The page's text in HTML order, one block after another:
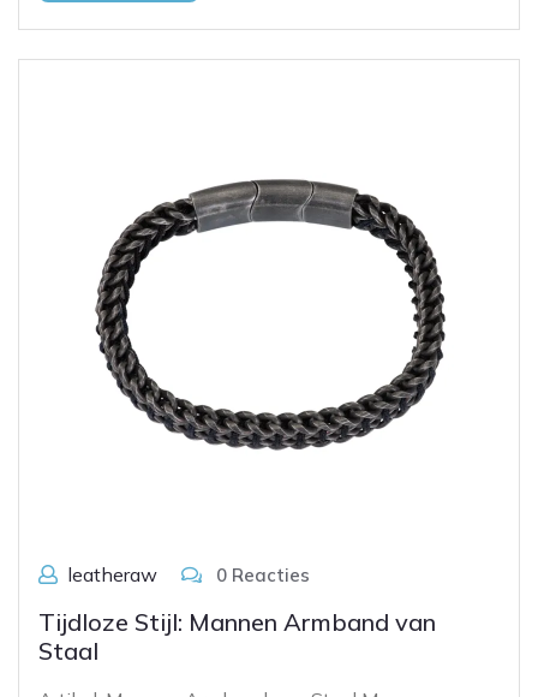
leatheraw 0 Reacties
Tijdloze Stijl: Mannen Armband van
Staal